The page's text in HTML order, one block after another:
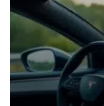
changer votre
électrique
25 janvier 2026